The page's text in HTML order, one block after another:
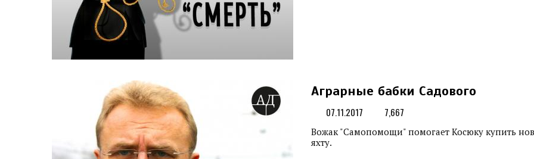
Аграрные бабки Садового
07.11.2017 7,667
Вожак "Самопомощи" помогает Косюку купить
яхту.